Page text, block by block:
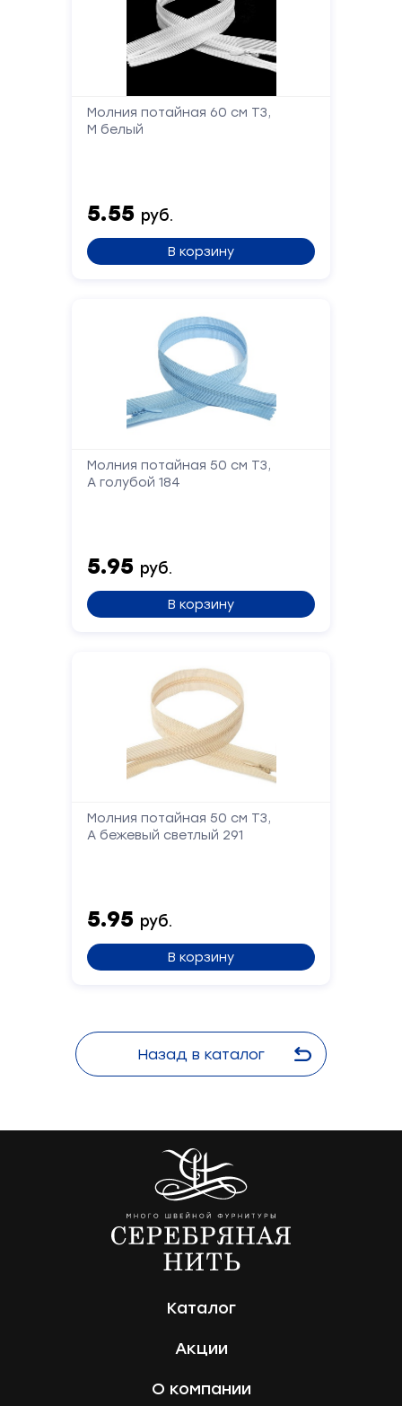
Молния потайная 60 см Т3,
М белый
5.55 руб.
В корзину
Молния потайная 50 см Т3,
А голубой 184
5.95 руб.
В корзину
Молния потайная 50 см Т3,
А бежевый светлый 291
5.95 руб.
В корзину
Назад в каталог
Каталог
Акции
О компании
Форма
и
мы
Ваше
Телефон
Отправить